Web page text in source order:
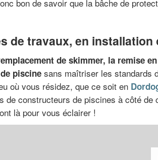
bon de savoir que la bâche de
de travaux, en installation
de skimmer, la remise
piscine sans maîtriser les standards
où vous résidez, que ce soit en
de constructeurs de piscines à côté
là pour vous éclairer !